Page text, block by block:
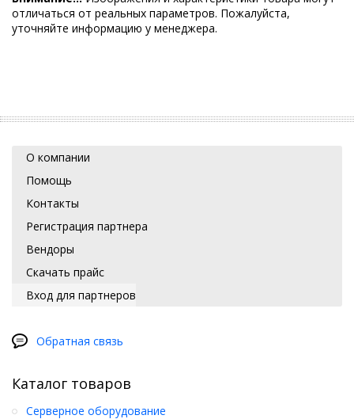
отличаться от реальных параметров. Пожалуйста,
уточняйте информацию у менеджера.
О компании
Помощь
Контакты
Регистрация партнера
Вендоры
Скачать прайс
Вход для партнеров
Обратная связь
Каталог товаров
Серверное оборудование